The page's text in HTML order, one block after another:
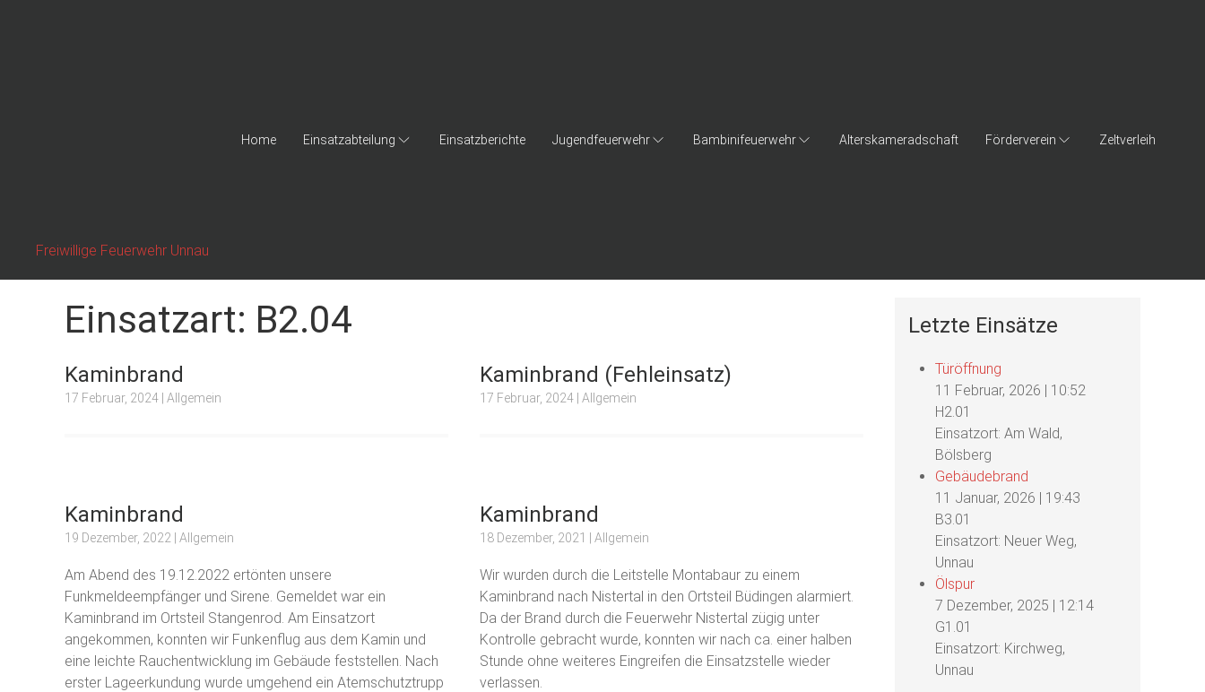
Freiwillige Feuerwehr Unnau
Home Einsatzabteilung Einsatzberichte Jugendfeuerwehr Bambinifeuerwehr Alterskameradschaft Förderverein Zeltverleih
Einsatzart: B2.04
Kaminbrand
17 Februar, 2024 | Allgemein
Kaminbrand (Fehleinsatz)
17 Februar, 2024 | Allgemein
Kaminbrand
19 Dezember, 2022 | Allgemein
Am Abend des 19.12.2022 ertönten unsere
Funkmeldeempfänger und Sirene. Gemeldet war ein
Kaminbrand im Ortsteil Stangenrod. Am Einsatzort
angekommen, konnten wir Funkenflug aus dem Kamin und
eine leichte Rauchentwicklung im Gebäude feststellen. Nach
erster Lageerkundung wurde umgehend ein Atemschutztrupp
Kaminbrand
18 Dezember, 2021 | Allgemein
Wir wurden durch die Leitstelle Montabaur zu einem
Kaminbrand nach Nistertal in den Ortsteil Büdingen alarmiert.
Da der Brand durch die Feuerwehr Nistertal zügig unter
Kontrolle gebracht wurde, konnten wir nach ca. einer halben
Stunde ohne weiteres Eingreifen die Einsatzstelle wieder
verlassen.
Letzte Einsätze
Türöffnung
11 Februar, 2026 | 10:52
H2.01
Einsatzort: Am Wald,
Bölsberg
Gebäudebrand
11 Januar, 2026 | 19:43
B3.01
Einsatzort: Neuer Weg,
Unnau
Ölspur
7 Dezember, 2025 | 12:14
G1.01
Einsatzort: Kirchweg,
Unnau